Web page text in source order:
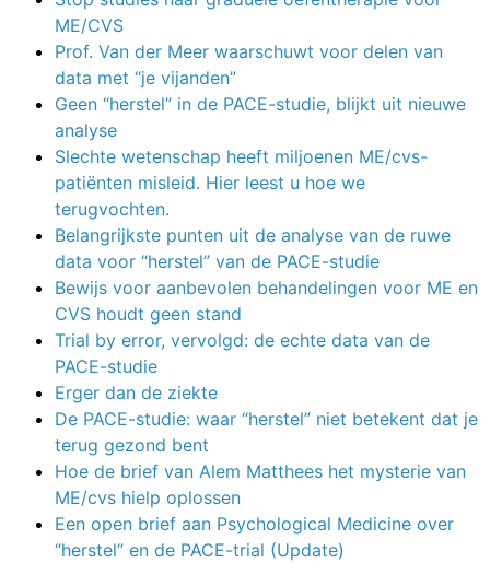
ME/CVS
Prof. Van der Meer waarschuwt voor delen van
data met “je vijanden”
Geen “herstel” in de PACE-studie, blijkt uit nieuwe
analyse
Slechte wetenschap heeft miljoenen ME/cvs-
patiënten misleid. Hier leest u hoe we
terugvochten.
Belangrijkste punten uit de analyse van de ruwe
data voor “herstel” van de PACE-studie
Bewijs voor aanbevolen behandelingen voor ME en
CVS houdt geen stand
Trial by error, vervolgd: de echte data van de
PACE-studie
Erger dan de ziekte
De PACE-studie: waar “herstel” niet betekent dat je
terug gezond bent
Hoe de brief van Alem Matthees het mysterie van
ME/cvs hielp oplossen
Een open brief aan Psychological Medicine over
“herstel” en de PACE-trial (Update)